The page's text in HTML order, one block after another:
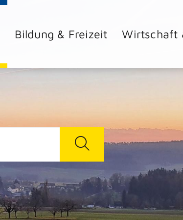
Bildung & Freizeit Wirtschaft